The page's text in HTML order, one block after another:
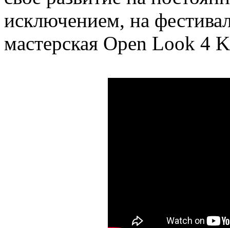
исключением, на
мастерская Open Look 4